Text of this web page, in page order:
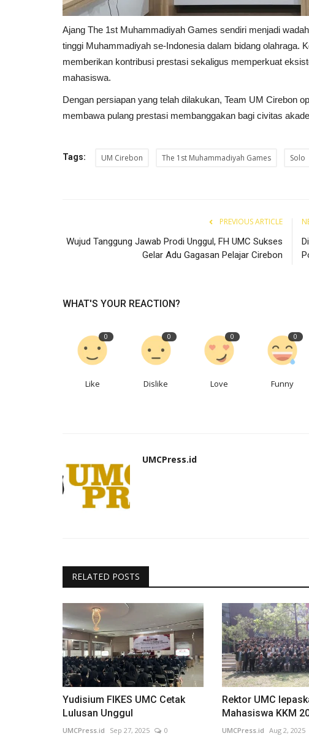
Ajang The 1st Muhammadiyah Games sendiri menjadi
tinggi Muhammadiyah se-Indonesia dalam bidang olahraga.
memberikan kontribusi prestasi sekaligus memperkuat
mahasiswa.
Dengan persiapan yang telah dilakukan, Team UM Cirebon
membawa pulang prestasi membanggakan bagi civitas
Tags: UM Cirebon The 1st Muhammadiyah Games Solo
PREVIOUS ARTICLE
Wujud Tanggung Jawab Prodi Unggul, FH UMC Sukses
Gelar Adu Gagasan Pelajar Cirebon
WHAT'S YOUR REACTION?
0
Like
0
Dislike
0
Love
0
Funny
UMCPress.id
RELATED POSTS
Yudisium FIKES UMC Cetak
Lulusan Unggul
UMCPress.id Sep 27, 2025 0
Rektor UMC
Mahasiswa KKM
UMCPress.id Aug 2, 2025